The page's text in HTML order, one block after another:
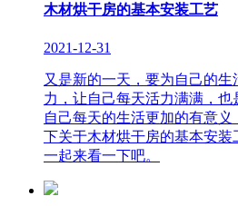
木材烘干房的基本安装工艺
2021-12-31
又是新的一天，要为自己的
力，让自己每天活力满满，
自己每天的生活更加的有意
下关于木材烘干房的基本安
一起来看一下吧。